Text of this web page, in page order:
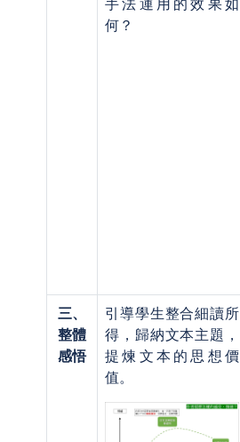
何？
三、
整體
感悟
引導學生整合細讀所
得，歸納文本主題，
提煉文本的思想價
值。